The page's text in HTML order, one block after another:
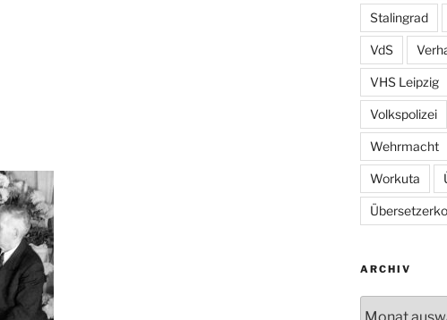
Stalingrad
VdS
VHS Leipzig
Volkspolizei
Wehrmacht
Workuta
ARCHIV